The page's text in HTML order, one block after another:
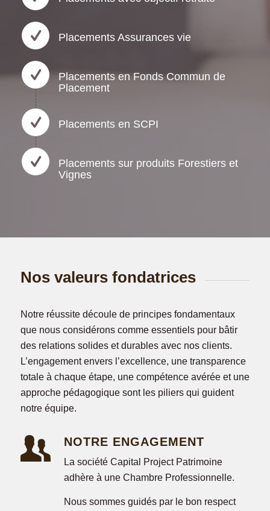
Placements Assurances vie
Placements en Fonds Commun de
Placement
Placements en SCPI
Placements sur produits Forestiers et
Vignes
Nos valeurs fondatrices
Notre réussite découle de principes fondamentaux
que nous considérons comme essentiels pour bâtir
des relations solides et durables avec nos clients.
L’engagement envers l’excellence, une transparence
totale à chaque étape, une compétence avérée et une
approche pédagogique sont les piliers qui guident
notre équipe.
NOTRE ENGAGEMENT
La société Capital Project Patrimoine
adhère à une Chambre Professionnelle.
Nous sommes guidés par le bon respect